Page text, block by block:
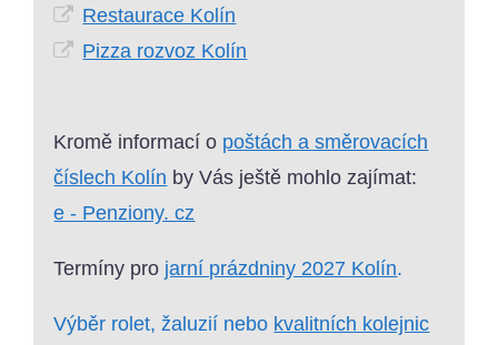
Restaurace Kolín
Pizza rozvoz Kolín
Kromě informací o poštách a směrovacích
číslech Kolín by Vás ještě mohlo zajímat:
e - Penziony. cz
Termíny pro jarní prázdniny 2027 Kolín.
Výběr rolet, žaluzií nebo kvalitních kolejnic